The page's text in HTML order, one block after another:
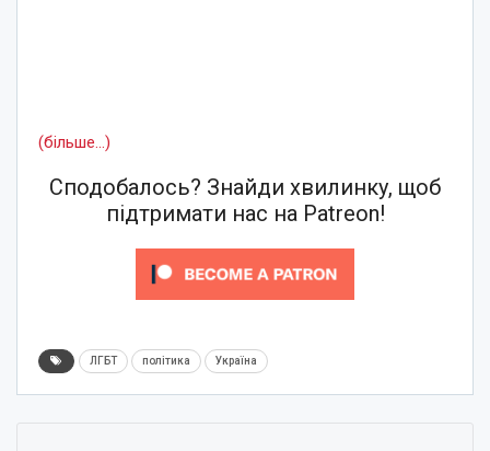
(більше…)
Сподобалось? Знайди хвилинку, щоб
підтримати нас на Patreon!
ЛГБТ політика Україна